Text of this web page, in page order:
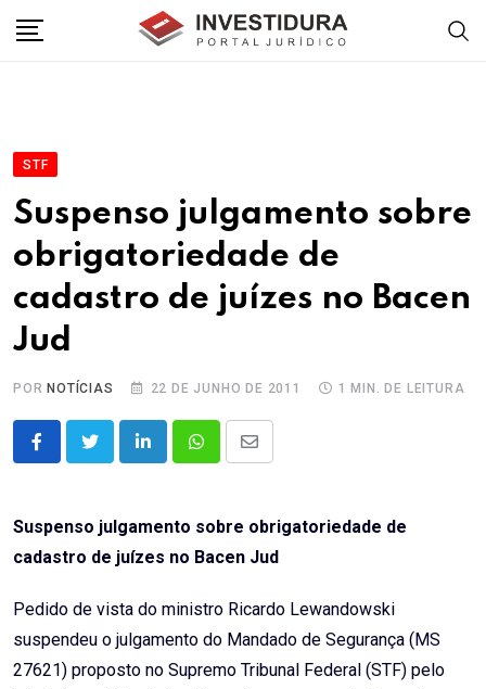
STF
Suspenso julgamento sobre
obrigatoriedade de
cadastro de juízes no Bacen
Jud
POR NOTÍCIAS 22 DE JUNHO DE 2011 1 MIN. DE LEITURA
LinkedInWhatsappShare
Email
Suspenso julgamento sobre obrigatoriedade de
cadastro de juízes no Bacen Jud
Pedido de vista do ministro Ricardo Lewandowski
suspendeu o julgamento do Mandado de Segurança (MS
27621) proposto no Supremo Tribunal Federal (STF) pelo